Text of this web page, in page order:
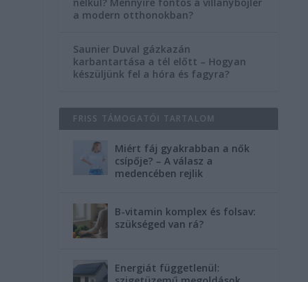
a modern otthonokban?
Saunier Duval gázkazán
karbantartása a tél előtt – Hogyan
készüljünk fel a hóra és fagyra?
FRISS TÁMOGATÓI TARTALOM
Miért fáj gyakrabban a nők
csípője? – A válasz a
medencében rejlik
B-vitamin komplex és folsav:
szükséged van rá?
Energiát függetlenül: